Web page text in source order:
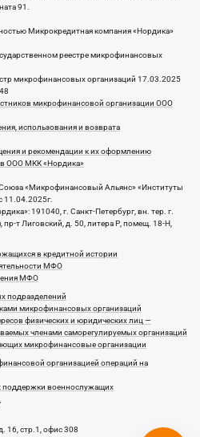
91.
Микрокредитная компания «Нордика»
реестре микрофинансовых
микрофинансовых организаций 17.03.2025
микрофинансовой организации ООО
использования и возврата
и рекомендации к их оформлению
ООО МКК «Нордика»
«Микрофинансовый Альянс» «Институты
11.04.2025г.
191040, г. Санкт-Петербург, вн. тер. г.
т Лиговский, д. 50, литера Р, помещ. 18-Н,
в кредитной истории
МФО
МФО
подразделений
микрофинансовых организаций
физических и юридических лиц —
членами саморегулируемых организаций
микрофинансовые организации
организацией операций на
поддержки военнослужащих
16, стр.1, офис 308